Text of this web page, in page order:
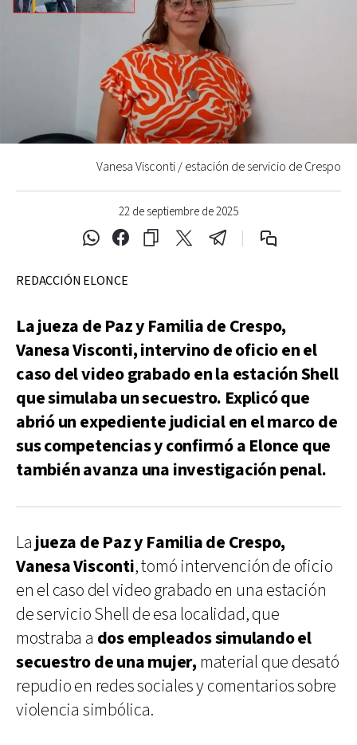
22 de septiembre de 2025
Vanesa Visconti / estación de servicio de Crespo
REDACCIÓN ELONCE
La jueza de Paz y Familia de Crespo,
Vanesa Visconti, intervino de oficio en el
caso del video grabado en la estación Shell
que simulaba un secuestro. Explicó que
abrió un expediente judicial en el marco de
sus competencias y confirmó a Elonce que
también avanza una investigación penal.
La jueza de Paz y Familia de Crespo,
Vanesa Visconti, tomó intervención de oficio
en el caso del video grabado en una estación
de servicio Shell de esa localidad, que
mostraba a dos empleados simulando el
secuestro de una mujer,material que desató
repudio en redes sociales y comentarios sobre
violencia simbólica.